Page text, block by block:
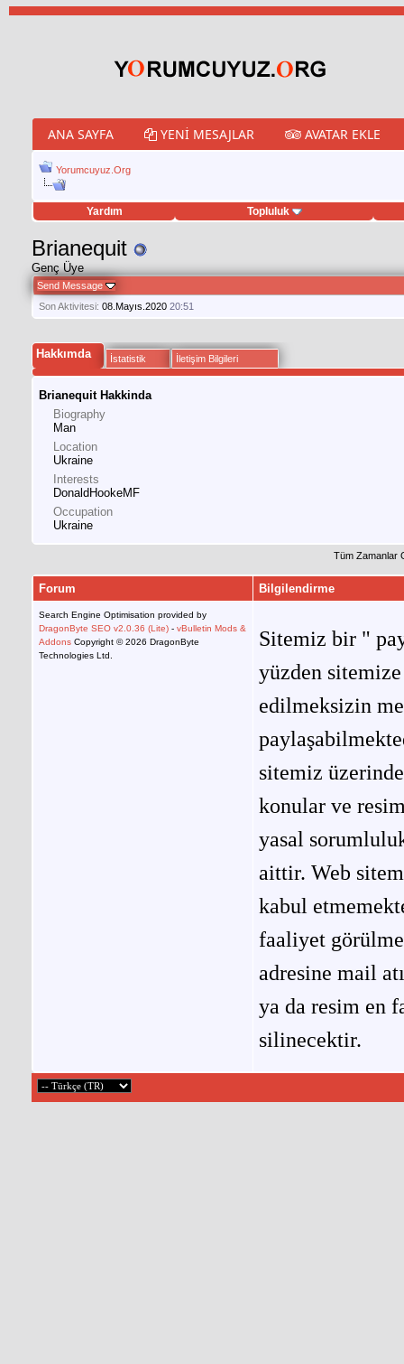
ANA SAYFA YENI MESAJLAR AVATAR EKLE
Yorumcuyuz.Org
Yardım Topluluk
hilesiBrianequit
Genç Üye
Send Message
Son Aktivitesi: 08.Mayıs.2020 20:51
Hakkımda İstatistik İletişim Bilgileri
Brianequit Hakkinda
Biography
Man
Location
Ukraine
Interests
DonaldHookeMF
Occupation
Ukraine
Tüm Zamanlar
Forum Bilgilendirme
Search Engine Optimisation provided by
DragonByte SEO v2.0.36 (Lite) - vBulletin Mods &
Addons Copyright © 2026 DragonByte
Technologies Ltd.
Sitemiz bir "
yüzden
edilmeksizin
sitemiz
konular ve
yasal
aittir. Web
kabul
faaliyet
adresine mail
ya da resim en
silinecektir.